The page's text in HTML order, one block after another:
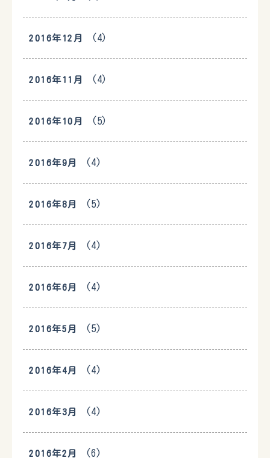
2016年12月 (4)
2016年11月 (4)
2016年10月 (5)
2016年9月 (4)
2016年8月 (5)
2016年7月 (4)
2016年6月 (4)
2016年5月 (5)
2016年4月 (4)
2016年3月 (4)
2016年2月 (6)